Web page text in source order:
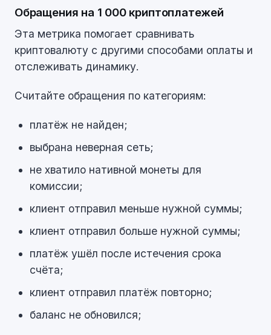
Обращения на 1 000 криптоплатежей
Эта метрика помогает сравнивать
криптовалюту с другими способами оплаты и
отслеживать динамику.
Считайте обращения по категориям:
платёж не найден;
выбрана неверная сеть;
не хватило нативной монеты для
комиссии;
клиент отправил меньше нужной суммы;
клиент отправил больше нужной суммы;
платёж ушёл после истечения срока
счёта;
клиент отправил платёж повторно;
баланс не обновился;